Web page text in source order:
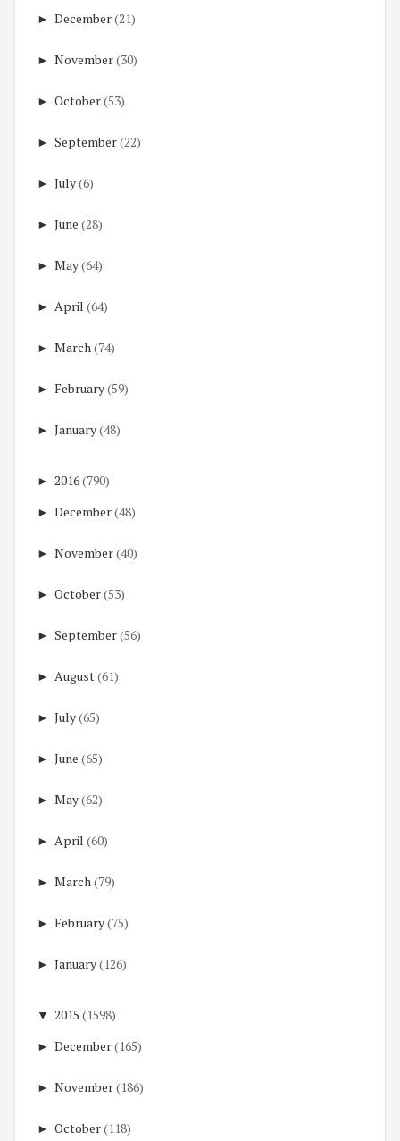
► December(21)
► November(30)
► October(53)
► September(22)
► July(6)
► June (28)
► May(64)
► April (64)
► March(74)
► February(59)
► January(48)
► 2016(790)
► December(48)
► November(40)
► October(53)
► September(56)
► August(61)
► July(65)
► June (65)
► May(62)
► April (60)
► March(79)
► February(75)
► January(126)
▼ 2015 (1598)
► December(165)
► November(186)
► October(118)